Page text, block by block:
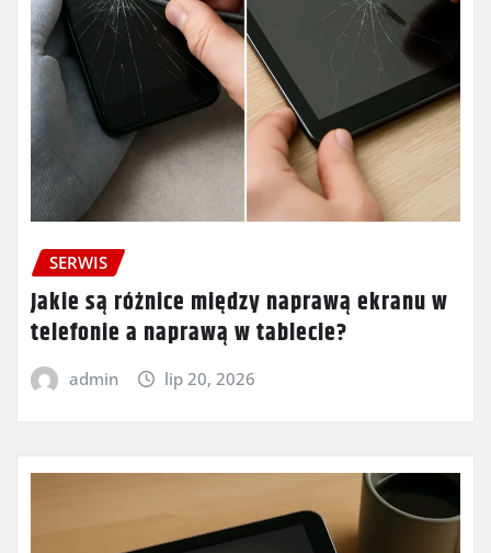
SERWIS
Jakie są różnice między naprawą ekranu w
telefonie a naprawą w tablecie?
admin lip 20, 2026